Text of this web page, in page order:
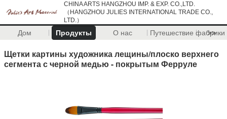
CHINA ARTS HANGZHOU IMP. & EXP. CO.,LTD.
（HANGZHOU JULIES INTERNATIONAL TRADE CO.,
LTD.）
Дом Продукты О нас Путешествие фабрики
>>
Щетки картины художника лещины/плоско верхнего
сегмента с черной медью - покрытым Ферруле